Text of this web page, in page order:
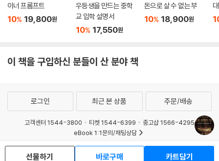
이너 프롬프트
10% 19,800원
우등생을 만드는 중학
교 입학 설명서
10% 17,550원
돈으로 살 수 없는 부
10% 18,900원
이 책을 구입하신 분들이 산 분야 책
선물하기 바로구매 카트담기
로그인 최근 본 상품 주문/배송
고객센터 1544-3800 티켓 1544-6399
중고샵 1566-4295
eBook 1:1문의/채팅상담
예스이십사(주) 사업자 정보